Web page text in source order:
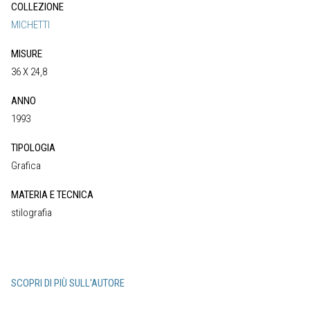
COLLEZIONE
MICHETTI
MISURE
36 X 24,8
ANNO
1993
TIPOLOGIA
Grafica
MATERIA E TECNICA
stilografia
SCOPRI DI PIÙ SULL'AUTORE